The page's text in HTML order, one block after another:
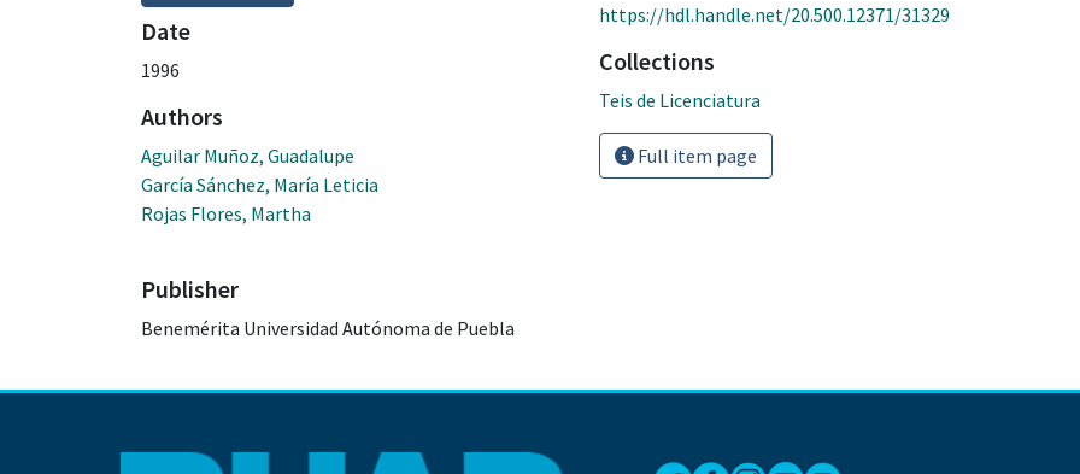
Date
1996
Authors
Aguilar Muñoz, Guadalupe
García Sánchez, María Leticia
Rojas Flores, Martha
Publisher
Benemérita Universidad Autónoma de Puebla
https://hdl.handle.net/20.500.12371/31329
Collections
Teis de Licenciatura
Full item page